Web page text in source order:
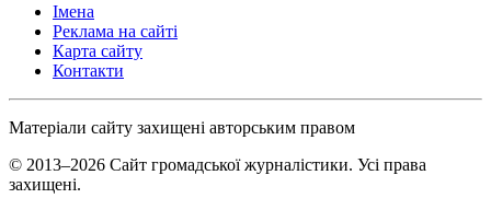
Імена
Реклама на сайті
Карта сайту
Контакти
Матеріали сайту захищені авторським правом
© 2013–2026 Сайт громадської журналістики. Усі права
захищені.